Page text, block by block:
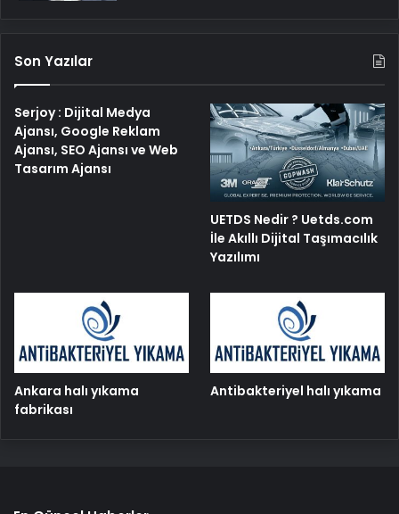
Son Yazılar
Serjoy : Dijital Medya
Ajansı, Google Reklam
Ajansı, SEO Ajansı ve Web
Tasarım Ajansı
UETDS Nedir ? Uetds.com
İle Akıllı Dijital Taşımacılık
Yazılımı
Ankara halı yıkama
fabrikası
Antibakteriyel halı yıkama